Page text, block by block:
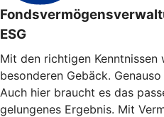
ESG
Mit den richtigen
besonderen Gebäck.
Auch hier braucht es das
gelungenes Ergebnis. Mit